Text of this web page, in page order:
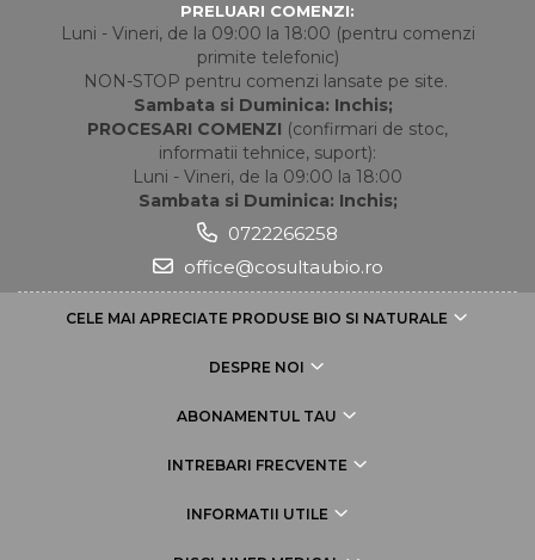
PRELUARI COMENZI:
Luni - Vineri, de la 09:00 la 18:00 (pentru comenzi
primite telefonic)
NON-STOP pentru comenzi lansate pe site.
Sambata si Duminica: Inchis;
PROCESARI COMENZI (confirmari de stoc,
informatii tehnice, suport):
Luni - Vineri, de la 09:00 la 18:00
Sambata si Duminica: Inchis;
0722266258
office@cosultaubio.ro
CELE MAI APRECIATE PRODUSE BIO SI NATURALE
DESPRE NOI
ABONAMENTUL TAU
INTREBARI FRECVENTE
INFORMATII UTILE